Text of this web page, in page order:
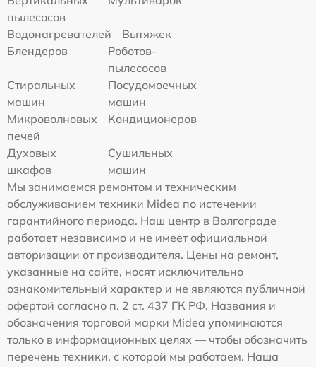
пылесосов
Водонагревателей
Вытяжек
Блендеров
Роботов-
пылесосов
Стиральных
машин
Посудомоечных
машин
Микроволновых
печей
Кондиционеров
Духовых
шкафов
Сушильных
машин
Мы занимаемся ремонтом и техническим
обслуживанием техники Midea по истечении
гарантийного периода. Наш центр в Волгограде
работает независимо и не имеет официальной
авторизации от производителя. Цены на ремонт,
указанные на сайте, носят исключительно
ознакомительный характер и не являются публичной
офертой согласно п. 2 ст. 437 ГК РФ. Названия и
обозначения торговой марки Midea упоминаются
только в информационных целях — чтобы обозначить
перечень техники, с которой мы работаем. Наша